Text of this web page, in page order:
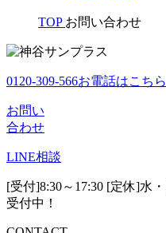
TOP お問い合わせ
0120-309-566お電話はこちら
お問い
合わせ
LINE相談
[受付]8:30～17:30 [定休]水
受付中！